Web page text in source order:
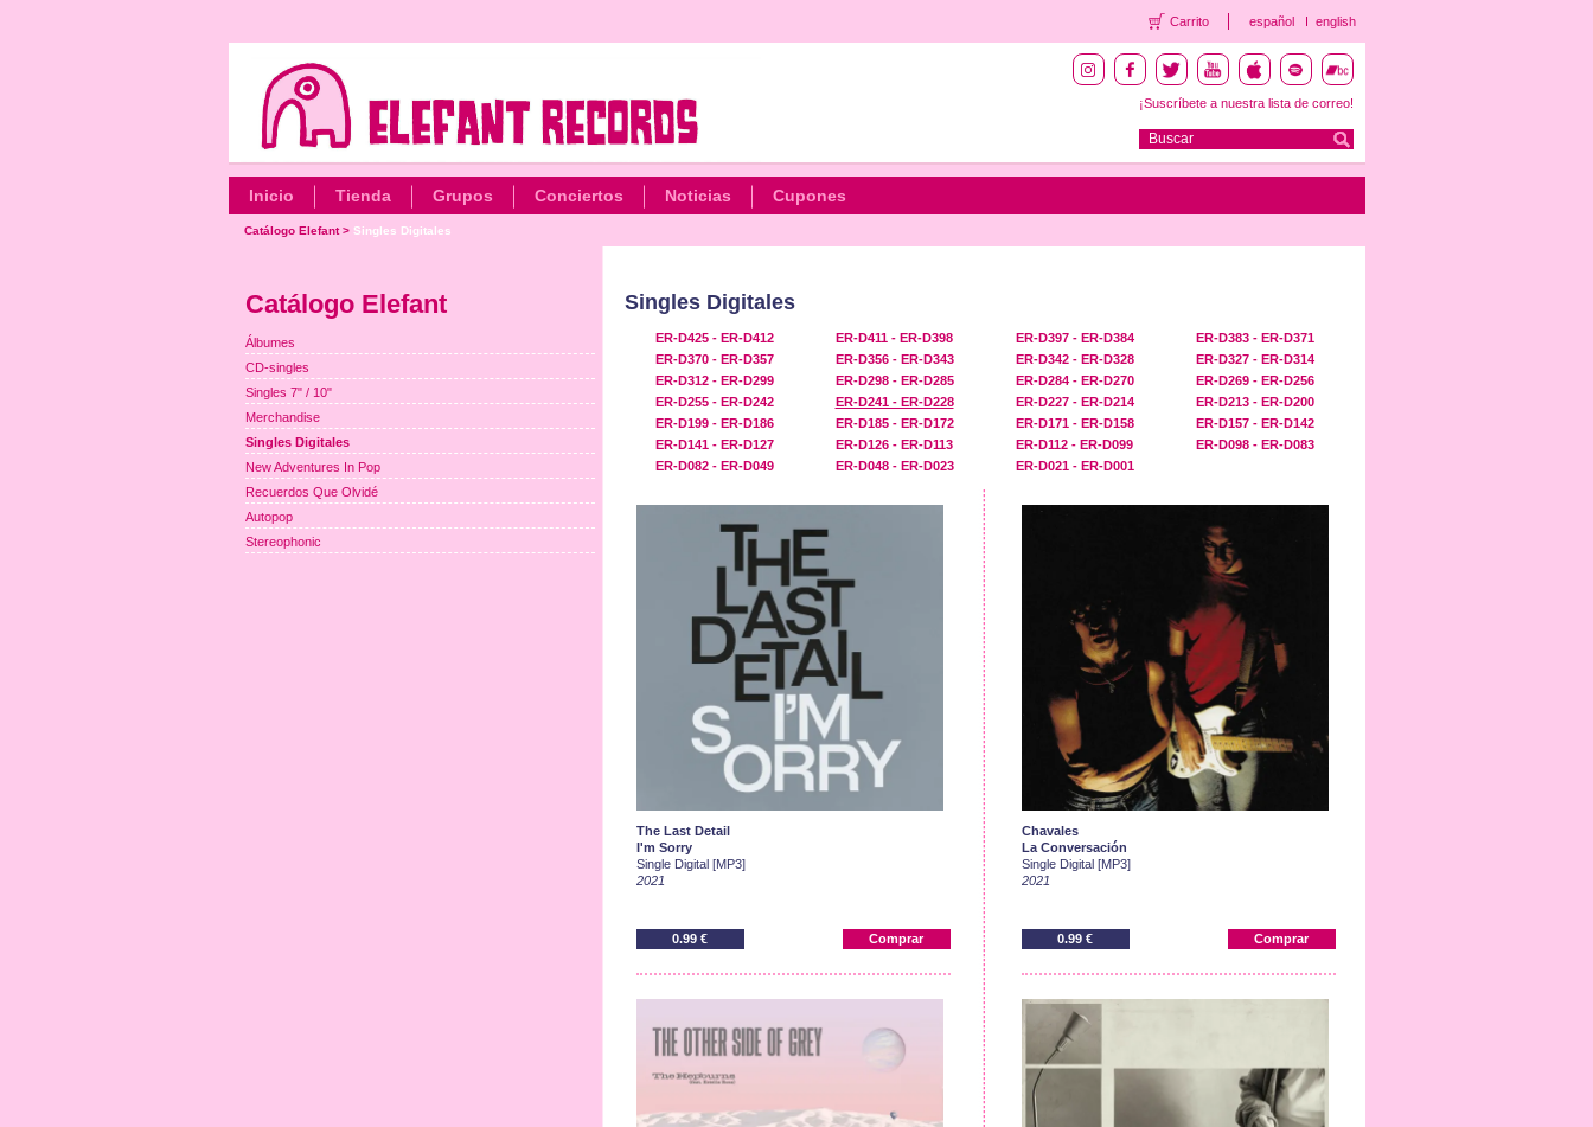
Carrito español english
¡Suscríbete a nuestra lista de correo!
Inicio Tienda Grupos Conciertos Noticias Cupones
Catálogo Elefant> Singles Digitales
Singles Digitales
ER-D425 - ER-D412 ER-D411 - ER-D398 ER-D397 - ER-D384
ER-D383 - ER-D371
ER-D370 - ER-D357
ER-D356 - ER-D343 ER-D342 - ER-D328
ER-D327 - ER-D314
ER-D312 - ER-D299
ER-D298 - ER-D285 ER-D284 - ER-D270
ER-D269 - ER-D256
ER-D255 - ER-D242
ER-D241 - ER-D228 ER-D227 - ER-D214
ER-D213 - ER-D200
ER-D199 - ER-D186
ER-D185 - ER-D172 ER-D171 - ER-D158
ER-D157 - ER-D142
ER-D141 - ER-D127
ER-D126 - ER-D113 ER-D112 - ER-D099
ER-D098 - ER-D083
ER-D082 - ER-D049
ER-D048 - ER-D023 ER-D021 - ER-D001
The Last Detail
I'm Sorry
Single Digital [MP3]
2021
Comprar
0.99 €
Chavales
La Conversación
Single Digital [MP3]
2021
Comprar
0.99 €
Catálogo Elefant
Álbumes
CD-singles
Singles 7" / 10"
Merchandise
Singles Digitales
New Adventures In Pop
Recuerdos Que Olvidé
Autopop
Stereophonic